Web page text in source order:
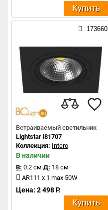
Купить
173660
Встраиваемый светильник
Lightstar i81707
Коллекция: Intero
В наличии
В: 0.2 см Д: 18 см
AR111 x 1 max 50W
Цена: 2 498 Р.
Купить